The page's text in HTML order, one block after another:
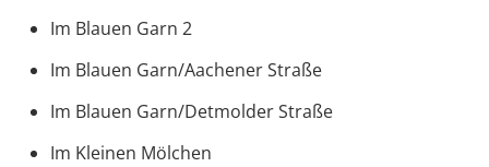
Im Blauen Garn 2
Im Blauen Garn/Aachener Straße
Im Blauen Garn/Detmolder Straße
Im Kleinen Mölchen